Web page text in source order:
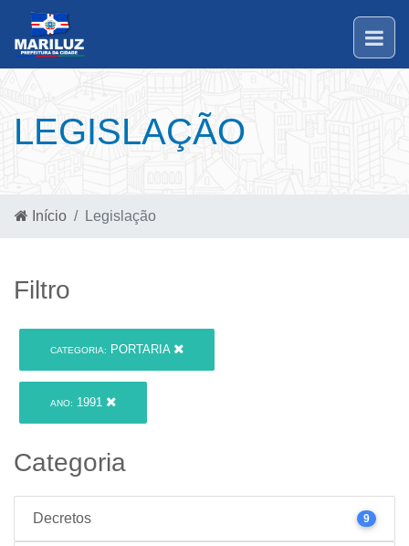
LEGISLAÇÃO
Início Legislação
Filtro
CATEGORIA: PORTARIA
ANO: 1991
Categoria
Decretos 9